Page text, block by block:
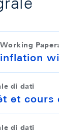
di dati
et cours
di dati